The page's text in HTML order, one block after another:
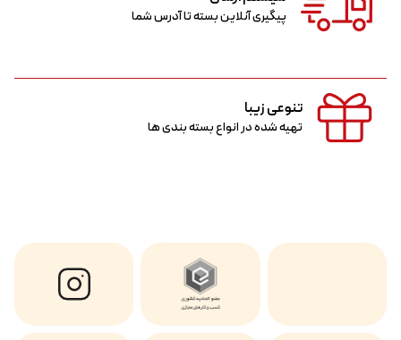
پیگیری آنلاین بسته تا آدرس شما
تنوعی زیبا
تهیه شده در انواع بسته بندی ها